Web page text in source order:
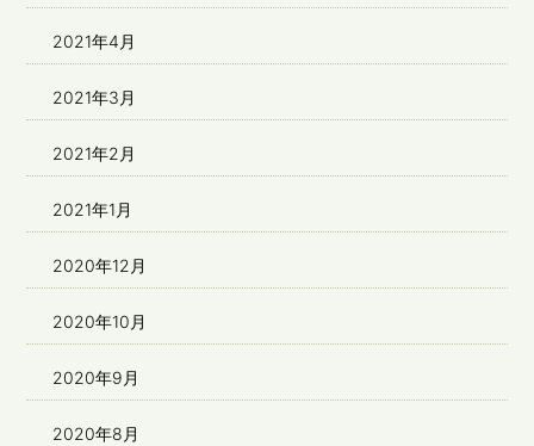
2021年4月
2021年3月
2021年2月
2021年1月
2020年12月
2020年10月
2020年9月
2020年8月